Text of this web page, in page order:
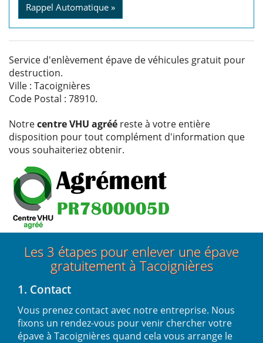
Rappel Automatique »
Service d'enlèvement épave de véhicules gratuit pour
destruction.
Ville : Tacoignières
Code Postal : 78910.
Notrecentre VHU agréé reste à votre entière
disposition pour tout complément d'information que
vous souhaiteriez obtenir.
Les 3 étapes pour enlever une épave
gratuitement à Tacoignières
1. Contact
Vous prenez contact avec notre entreprise. Nous
fixons un rendez-vous pour venir chercher votre
épave à Tacoignières quand cela vous arrange le